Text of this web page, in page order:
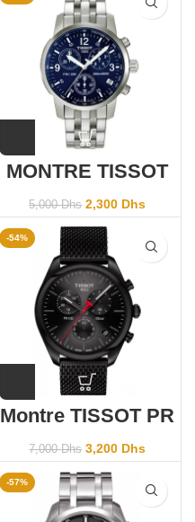
MONTRE TISSOT
PRC200
T17.1.586.42
5,000Dhs 2,300 Dhs
-54%
Montre TISSOT PR
100
CHRONOGRAPH
7,000Dhs 3,200 Dhs
-57%